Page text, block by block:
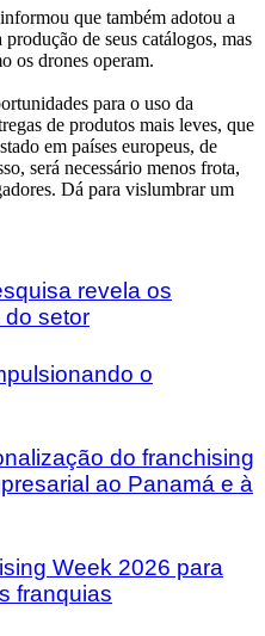
que também adotou a
de seus catálogos, mas
os drones operam.
para o uso da
de produtos mais leves, que
em países europeus, de
será necessário menos frota,
Dá para vislumbrar um
revela os
setor
o
do franchising
ao Panamá e à
Week 2026 para
franquias